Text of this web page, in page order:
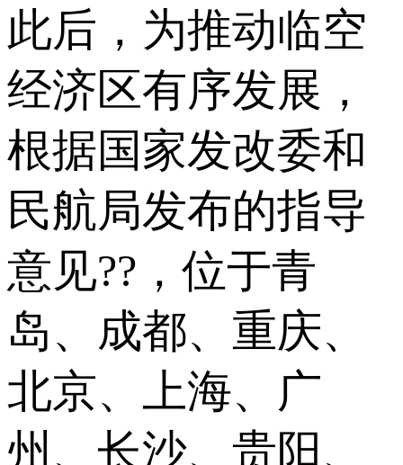
此后，为推动临空
经济区有序发展，
根据国家发改委和
民航局发布的指导
意见??，位于青
岛、成都、重庆、
北京、上海、广
州、长沙、贵阳、